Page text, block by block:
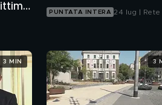
PUNTATA INTERA 24 lug | Rete
3 MIN 3